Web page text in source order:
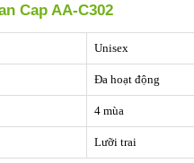
Cap AA-C302
Unisex
Đa hoạt động
4 mùa
Lưỡi trai